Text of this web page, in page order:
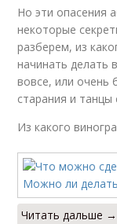
Но эти опасения
некоторые
разберем, из
начинать делать
вовсе, или очень
старания и танцы
Из какого
Читать дальше →